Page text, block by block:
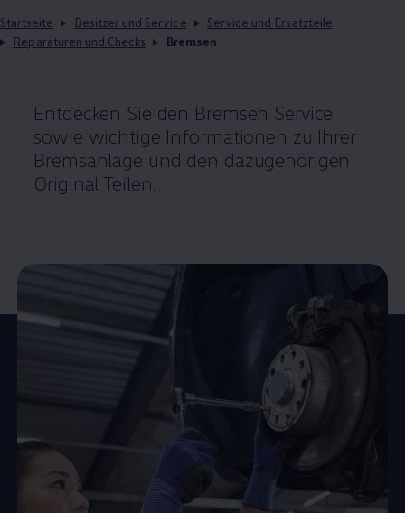
Startseite Besitzer und Service
Service und Ersatzteile
Reparaturen und Checks
Bremsen
Entdecken Sie den Bremsen Service
sowie wichtige Informationen zu Ihrer
Bremsanlage und den dazugehörigen
Original Teilen.